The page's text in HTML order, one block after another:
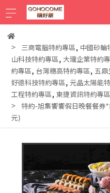
三商電腦特約專區, 中國砂輪
山科技特約專區, 大瓏企業特約
約專區, 台灣穗高特約專區, 五鼎
好德科技特約專區, 元晶太陽能
工程特約專區, 東捷資訊特約專區
特約-旭集饗饗假日晚餐餐券
元)